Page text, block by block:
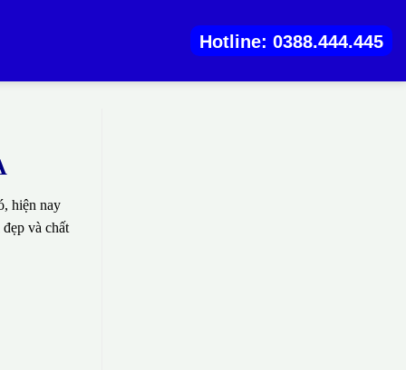
Hotline: 0388.444.445
hiện nay
và chất